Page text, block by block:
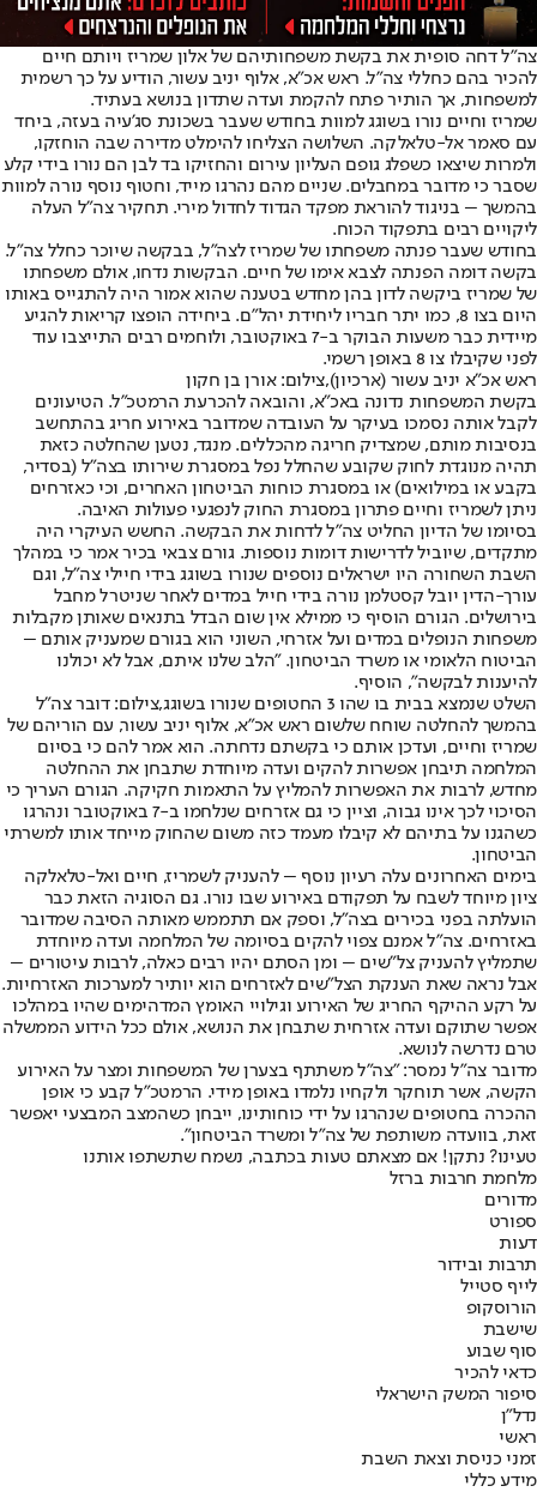
צה"ל דחה סופית את בקשת משפחותיהם של אלון שמריז ויותם חיים
להכיר בהם כחללי צה"ל. ראש אכ"א, אלוף יניב עשור, הודיע על כך רשמית
למשפחות, אך הותיר פתח להקמת ועדה שתדון בנושא בעתיד.
שמריז וחיים נורו בשוגג למוות בחודש שעבר בשכונת סג'עיה בעזה, ביחד
עם סאמר אל-טלאלקה. השלושה הצליחו להימלט מדירה שבה הוחזקו,
ולמרות שיצאו כשפלג גופם העליון עירום והחזיקו בד לבן הם נורו בידי קלע
שסבר כי מדובר במחבלים. שניים מהם נהרגו מייד, וחטוף נוסף נורה למוות
בהמשך – בניגוד להוראת מפקד הגדוד לחדול מירי. תחקיר צה"ל העלה
ליקויים רבים בתפקוד הכוח.
בחודש שעבר פנתה משפחתו של שמריז לצה"ל, בבקשה שיוכר כחלל צה"ל.
בקשה דומה הפנתה לצבא אימו של חיים. הבקשות נדחו, אולם משפחתו
של שמריז ביקשה לדון בהן מחדש בטענה שהוא אמור היה להתגייס באותו
היום בצו 8, כמו יתר חבריו ליחידת יהל"ם. ביחידה הופצו קריאות להגיע
מיידית כבר משעות הבוקר ב-7 באוקטובר, ולוחמים רבים התייצבו עוד
לפני שקיבלו צו 8 באופן רשמי.
ראש אכ"א יניב עשור (ארכיון),צילום: אורן בן חקון
בקשת המשפחות נדונה באכ"א, והובאה להכרעת הרמטכ"ל. הטיעונים
לקבל אותה נסמכו בעיקר על העובדה שמדובר באירוע חריג בהתחשב
בנסיבות מותם, שמצדיק חריגה מהכללים. מנגד, נטען שהחלטה כזאת
תהיה מנוגדת לחוק שקובע שהחלל נפל במסגרת שירותו בצה"ל (בסדיר,
בקבע או במילואים) או במסגרת כוחות הביטחון האחרים, וכי כאזרחים
ניתן לשמריז וחיים פתרון במסגרת החוק לנפגעי פעולות האיבה.
בסיומו של הדיון החליט צה"ל לדחות את הבקשה. החשש העיקרי היה
מתקדים, שיוביל לדרישות דומות נוספות. גורם צבאי בכיר אמר כי במהלך
השבת השחורה היו ישראלים נוספים שנורו בשוגג בידי חיילי צה"ל, וגם
עורך-הדין יובל קסטלמן נורה בידי חייל במדים לאחר שניטרל מחבל
בירושלים. הגורם הוסיף כי ממילא אין שום הבדל בתנאים שאותן מקבלות
משפחות הנופלים במדים ועל אזרחי, השוני הוא בגורם שמעניק אותם –
הביטוח הלאומי או משרד הביטחון. "הלב שלנו איתם, אבל לא יכולנו
להיענות לבקשה", הוסיף.
השלט שנמצא בבית בו שהו 3 החטופים שנורו בשוגג,צילום: דובר צה"ל
בהמשך להחלטה שוחח שלשום ראש אכ"א, אלוף יניב עשור, עם הוריהם של
שמריז וחיים, ועדכן אותם כי בקשתם נדחתה. הוא אמר להם כי בסיום
המלחמה תיבחן אפשרות להקים ועדה מיוחדת שתבחן את ההחלטה
מחדש, לרבות את האפשרות להמליץ על התאמות חקיקה. הגורם העריך כי
הסיכוי לכך אינו גבוה, וציין כי גם אזרחים שנלחמו ב-7 באוקטובר ונהרגו
כשהגנו על בתיהם לא קיבלו מעמד כזה משום שהחוק מייחד אותו למשרתי
הביטחון.
בימים האחרונים עלה רעיון נוסף – להעניק לשמריז, חיים ואל-טלאלקה
ציון מיוחד לשבח על תפקודם באירוע שבו נורו. גם הסוגיה הזאת כבר
הועלתה בפני בכירים בצה"ל, וספק אם תתממש מאותה הסיבה שמדובר
באזרחים. צה"ל אמנם צפוי להקים בסיומה של המלחמה ועדה מיוחדת
שתמליץ להעניק צל"שים – ומן הסתם יהיו רבים כאלה, לרבות עיטורים –
אבל נראה שאת הענקת הצל"שים לאזרחים הוא יותיר למערכות האזרחיות.
על רקע ההיקף החריג של האירוע וגילויי האומץ המדהימים שהיו במהלכו
אפשר שתוקם ועדה אזרחית שתבחן את הנושא, אולם ככל הידוע הממשלה
טרם נדרשה לנושא.
מדובר צה"ל נמסר: "צה״ל משתתף בצערן של המשפחות ומצר על האירוע
הקשה, אשר תוחקר ולקחיו נלמדו באופן מידי. הרמטכ״ל קבע כי אופן
ההכרה בחטופים שנהרגו על ידי כוחותינו, ייבחן כשהמצב המבצעי יאפשר
זאת, בוועדה משותפת של צה״ל ומשרד הביטחון".
טעינו? נתקן! אם מצאתם טעות בכתבה, נשמח שתשתפו אותנו
מלחמת חרבות ברזל
מדורים
ספורט
דעות
תרבות ובידור
לייף סטייל
הורוסקופ
שישבת
סוף שבוע
כדאי להכיר
סיפור המשק הישראלי
נדל"ן
ראשי
זמני כניסת וצאת השבת
מידע כללי